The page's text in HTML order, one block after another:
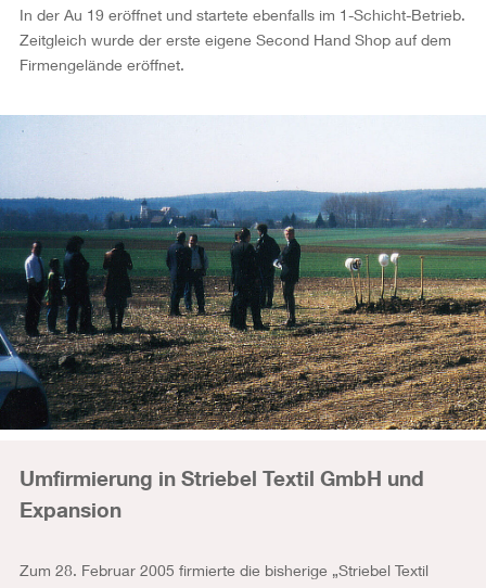
In der Au 19 eröffnet und startete ebenfalls im 1-Schicht-Betrieb.
Zeitgleich wurde der erste eigene Second Hand Shop auf dem
Firmengelände eröffnet.
Umfirmierung in Striebel Textil GmbH und
Expansion
Zum 28. Februar 2005 firmierte die bisherige „Striebel Textil